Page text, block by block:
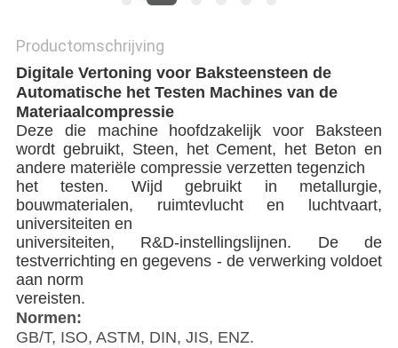
Productomschrijving
Digitale Vertoning voor Baksteensteen de
Automatische het Testen Machines van de
Materiaalcompressie
Deze diemachine hoofdzakelijk voor Baksteen
wordt gebruikt, Steen, het Cement, het Beton en
andere materiële compressie verzetten tegenzich
het testen. Wijd gebruikt in metallurgie,
bouwmaterialen, ruimtevlucht en luchtvaart,
universiteiten en
universiteiten, R&D-instellingslijnen. De de
testverrichting en gegevens - de verwerking voldoet
aan norm
vereisten.
Normen:
GB/T, ISO, ASTM, DIN, JIS, ENZ.